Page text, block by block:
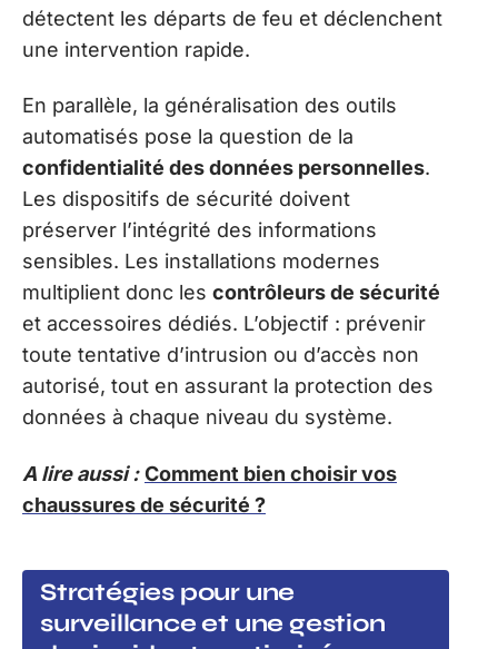
détectent les départs de feu et déclenchent
une intervention rapide.
En parallèle, la généralisation des outils
automatisés pose la question de la
confidentialité des données personnelles.
Les dispositifs de sécurité doivent
préserver l’intégrité des informations
sensibles. Les installations modernes
multiplient donc les contrôleurs de sécurité
et accessoires dédiés. L’objectif : prévenir
toute tentative d’intrusion ou d’accès non
autorisé, tout en assurant la protection des
données à chaque niveau du système.
A lire aussi : Comment bien choisir vos
chaussures de sécurité ?
Stratégies pour une
surveillance et une gestion